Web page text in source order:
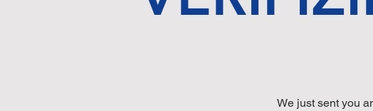
We just sent you